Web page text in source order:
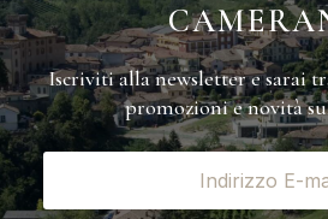
Iscriviti alla newsletter e sarai
promozioni e novità